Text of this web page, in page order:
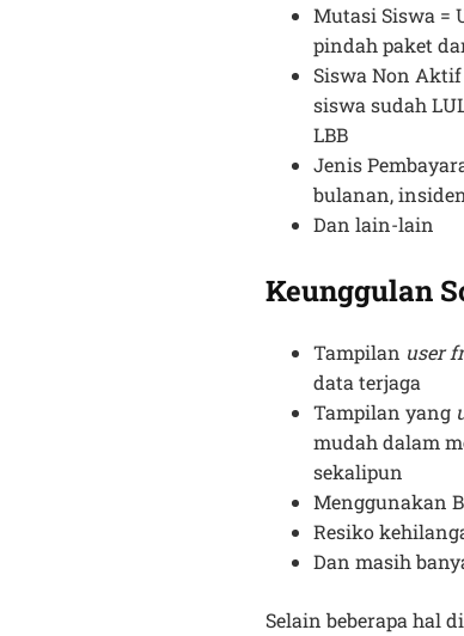
Mutasi Siswa =
pindah paket
Siswa Non
siswa sudah
LBB
Jenis
bulanan,
Dan lain-lain
Keunggulan
Tampilan user
data terjaga
Tampilan yang
mudah dalam
sekalipun
Menggunakan
Resiko
Dan masih
Selain beberapa hal